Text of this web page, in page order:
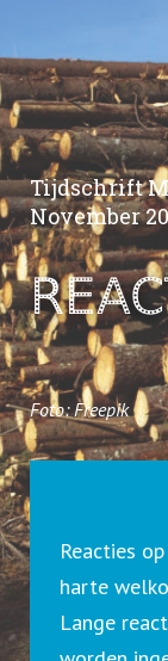
Tijdschrift
November
Foto: Freepik
Reacties
harte
Lange